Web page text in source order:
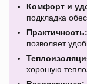
Комфорт и
подкладка
Практичность:
позволяет
хорошую